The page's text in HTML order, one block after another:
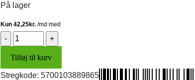
På lager
Luft
kanal
v/forrude
antal
Tilføj til kurv
Stregkode: 5700103889865